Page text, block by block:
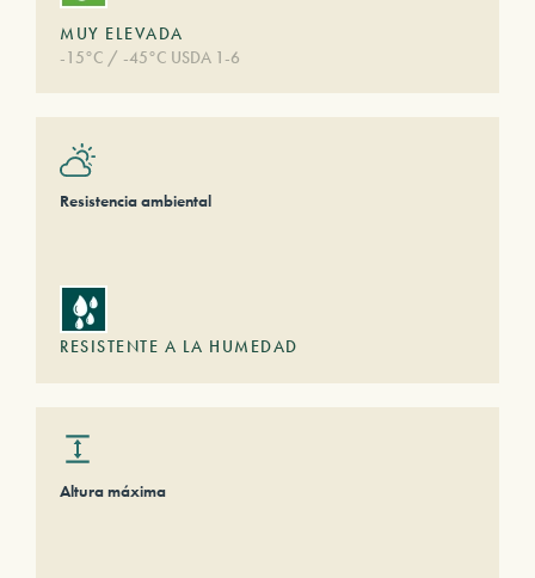
MUY ELEVADA
-15°C / -45°C USDA 1-6
Resistencia ambiental
RESISTENTE A LA HUMEDAD
Altura máxima